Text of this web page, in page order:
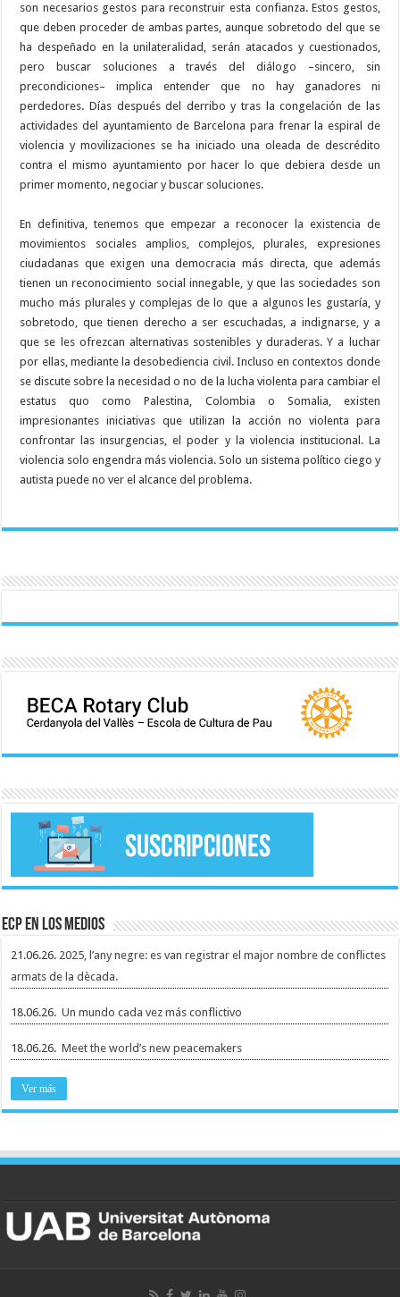
son necesarios gestos para reconstruir esta confianza. Estos gestos,
que deben proceder de ambas partes, aunque sobretodo del que se
ha despeñado en la unilateralidad, serán atacados y cuestionados,
pero buscar soluciones a través del diálogo –sincero, sin
precondiciones– implica entender que no hay ganadores ni
perdedores. Días después del derribo y tras la congelación de las
actividades del ayuntamiento de Barcelona para frenar la espiral de
violencia y movilizaciones se ha iniciado una oleada de descrédito
contra el mismo ayuntamiento por hacer lo que debiera desde un
primer momento, negociar y buscar soluciones.
En definitiva, tenemos que empezar a reconocer la existencia de
movimientos sociales amplios, complejos, plurales, expresiones
ciudadanas que exigen una democracia más directa, que además
tienen un reconocimiento social innegable, y que las sociedades son
mucho más plurales y complejas de lo que a algunos les gustaría, y
sobretodo, que tienen derecho a ser escuchadas, a indignarse, y a
que se les ofrezcan alternativas sostenibles y duraderas. Y a luchar
por ellas, mediante la desobediencia civil. Incluso en contextos donde
se discute sobre la necesidad o no de la lucha violenta para cambiar el
estatus quo como Palestina, Colombia o Somalia, existen
impresionantes iniciativas que utilizan la acción no violenta para
confrontar las insurgencias, el poder y la violencia institucional. La
violencia solo engendra más violencia. Solo un sistema político ciego y
autista puede no ver el alcance del problema.
ECP en los medios
21.06.26. 2025, l’any negre: es van registrar el major nombre de conflictes
armats de la dècada.
18.06.26.Un mundo cada vez más conflictivo
18.06.26.Meet the world’s new peacemakers
Ver más